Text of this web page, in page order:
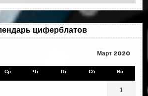
циферблатов
Март 2020
Ср Чт Пт Сб Вс
1